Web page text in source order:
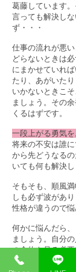
葛藤しています
言っても解決し
ず・・・
仕事の流れが悪
どらないときは
にまかせていれ
たり、あがいた
いかないときこ
ましょう。その
くるはずです。
一段上がる勇気を
将来の不安は誰
から先どうなる
いても何も解決し
そもそも、順風
しも必ず波があ
性格が違うので悩
何かに悩んだら
ましょう。自分
の全体を見る必
にある最初の一